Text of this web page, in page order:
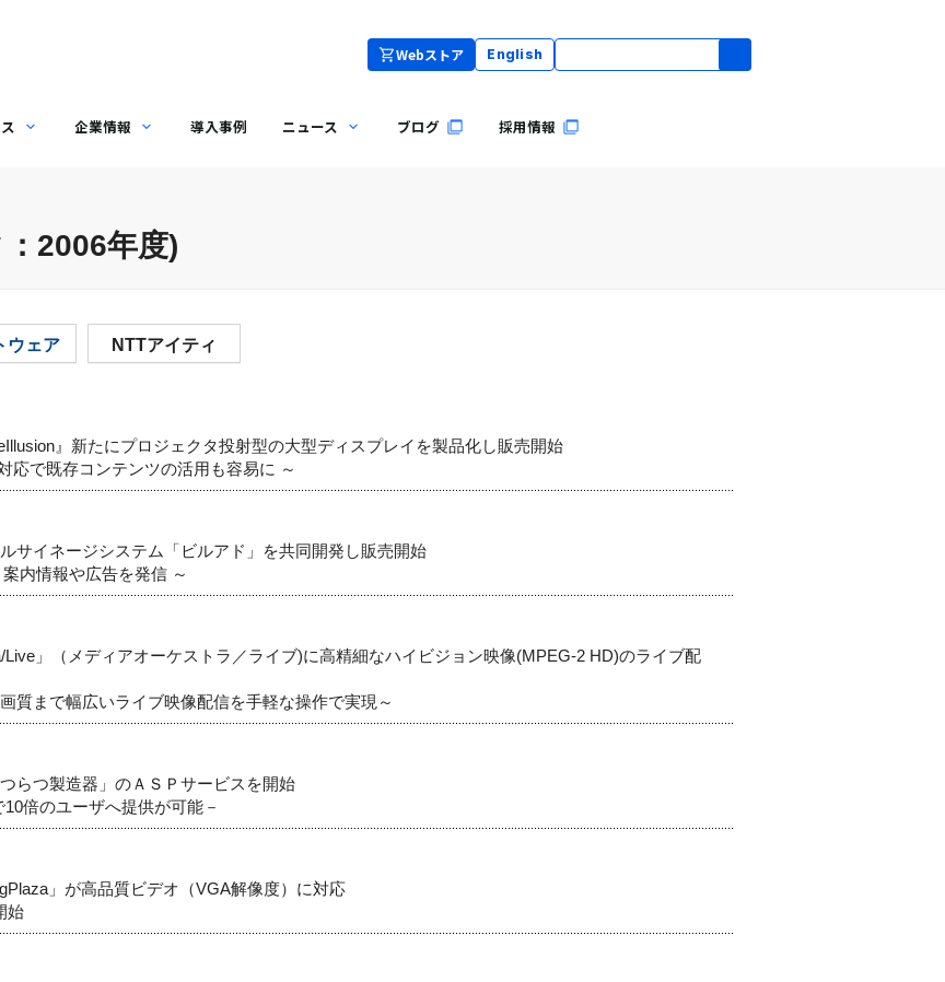
Webストア English
企業情報 導入事例 ニュース ブログ 採用情報
2006年度)
ウェア NTTアイティ
』新たにプロジェクタ投射型の大型ディスプレイを製品化し販売開始
応で既存コンテンツの活用も容易に ～
サイネージシステム「ビルアド」を共同開発し販売開始
内情報や広告を発信 ～
」（メディアオーケストラ／ライブ)に高精細なハイビジョン映像(MPEG-2 HD)のライブ配
質まで幅広いライブ映像配信を手軽な操作で実現～
らつ製造器」のＡＳＰサービスを開始
倍のユーザへ提供が可能－
」が高品質ビデオ（VGA解像度）に対応
始